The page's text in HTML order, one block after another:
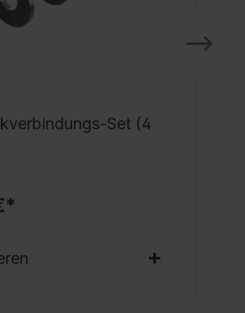
Set (4